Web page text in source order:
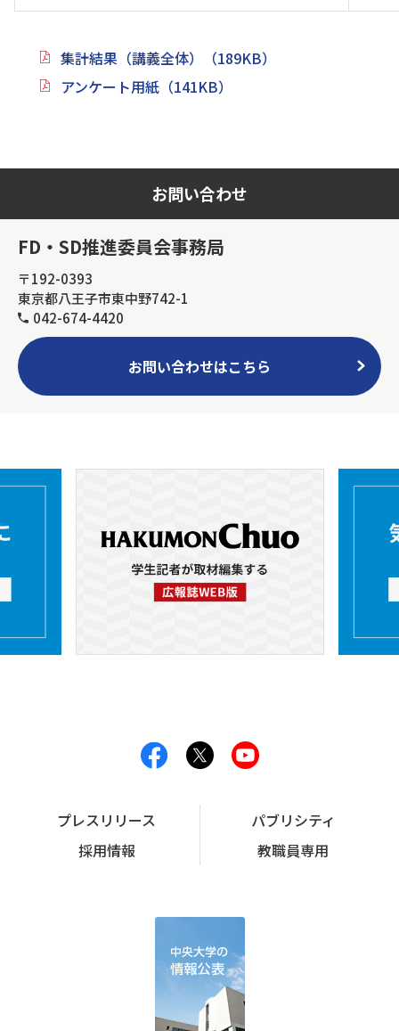
集計結果（講義全体）（189KB）
アンケート用紙（141KB）
お問い合わせ
FD・SD推進委員会事務局
〒192-0393
東京都八王子市東中野742-1
042-674-4420
お問い合わせはこちら
プレスリリース
パブリシティ
採用情報
教職員専用